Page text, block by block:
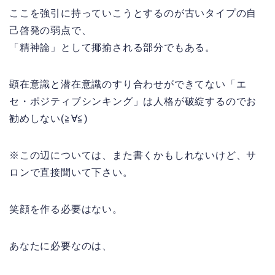
ここを強引に持っていこうとするのが古いタイプの自
己啓発の弱点で、
「精神論」として揶揄される部分でもある。
顕在意識と潜在意識のすり合わせができてない「エ
セ・ポジティブシンキング」は人格が破綻するのでお
勧めしない(≧∀≦)
※この辺については、また書くかもしれないけど、サ
ロンで直接聞いて下さい。
笑顔を作る必要はない。
あなたに必要なのは、